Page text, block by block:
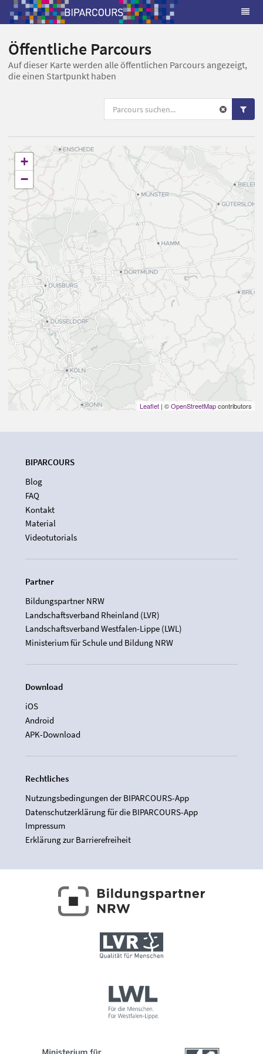
Öffentliche Parcours
Auf dieser Karte werden alle öffentlichen Parcours angezeigt,
die einen Startpunkt haben
+
−
Leaflet | ©OpenStreetMapcontributors
BIPARCOURS
Blog
FAQ
Kontakt
Material
Videotutorials
Partner
Bildungspartner NRW
Landschaftsverband Rheinland (LVR)
Landschaftsverband Westfalen-Lippe (LWL)
Ministerium für Schule und Bildung NRW
Download
iOS
Android
APK-Download
Rechtliches
Nutzungsbedingungen der BIPARCOURS-App
Datenschutzerklärung für die BIPARCOURS-App
Impressum
Erklärung zur Barrierefreiheit